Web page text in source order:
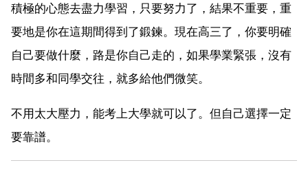
積極的心態去盡力學習，只要努力了，結果不重要，重
要地是你在這期間得到了鍛鍊。現在高三了，你要明確
自己要做什麼，路是你自己走的，如果學業緊張，沒有
時間多和同學交往，就多給他們微笑。
不用太大壓力，能考上大學就可以了。但自己選擇一定
要靠譜。